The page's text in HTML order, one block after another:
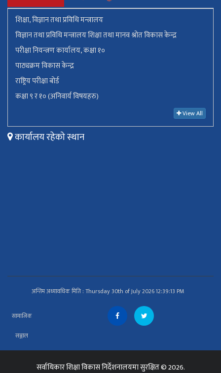
शिक्षा, विज्ञान तथा प्रविधि मन्त्रालय
विज्ञान तथा प्रविधि मन्त्रालय शिक्षा तथा मानव श्रोत विकास केन्द्र
परीक्षा नियन्त्रण कार्यालय, कक्षा १०
पाठ्यक्रम विकास केन्द्र
राष्ट्रिय परीक्षा बोर्ड
कक्षा ९ र १० (अनिवार्य विषयहरु)
View All
कार्यालय रहेको स्थान
अन्तिम अध्यावधिक मिति : Thursday 30th of July 2026 12:39:13 PM
सामाजिक
सञ्जाल
सर्वाधिकारशिक्षा विकास निर्देशनालयमा सुरक्षित © 2026.